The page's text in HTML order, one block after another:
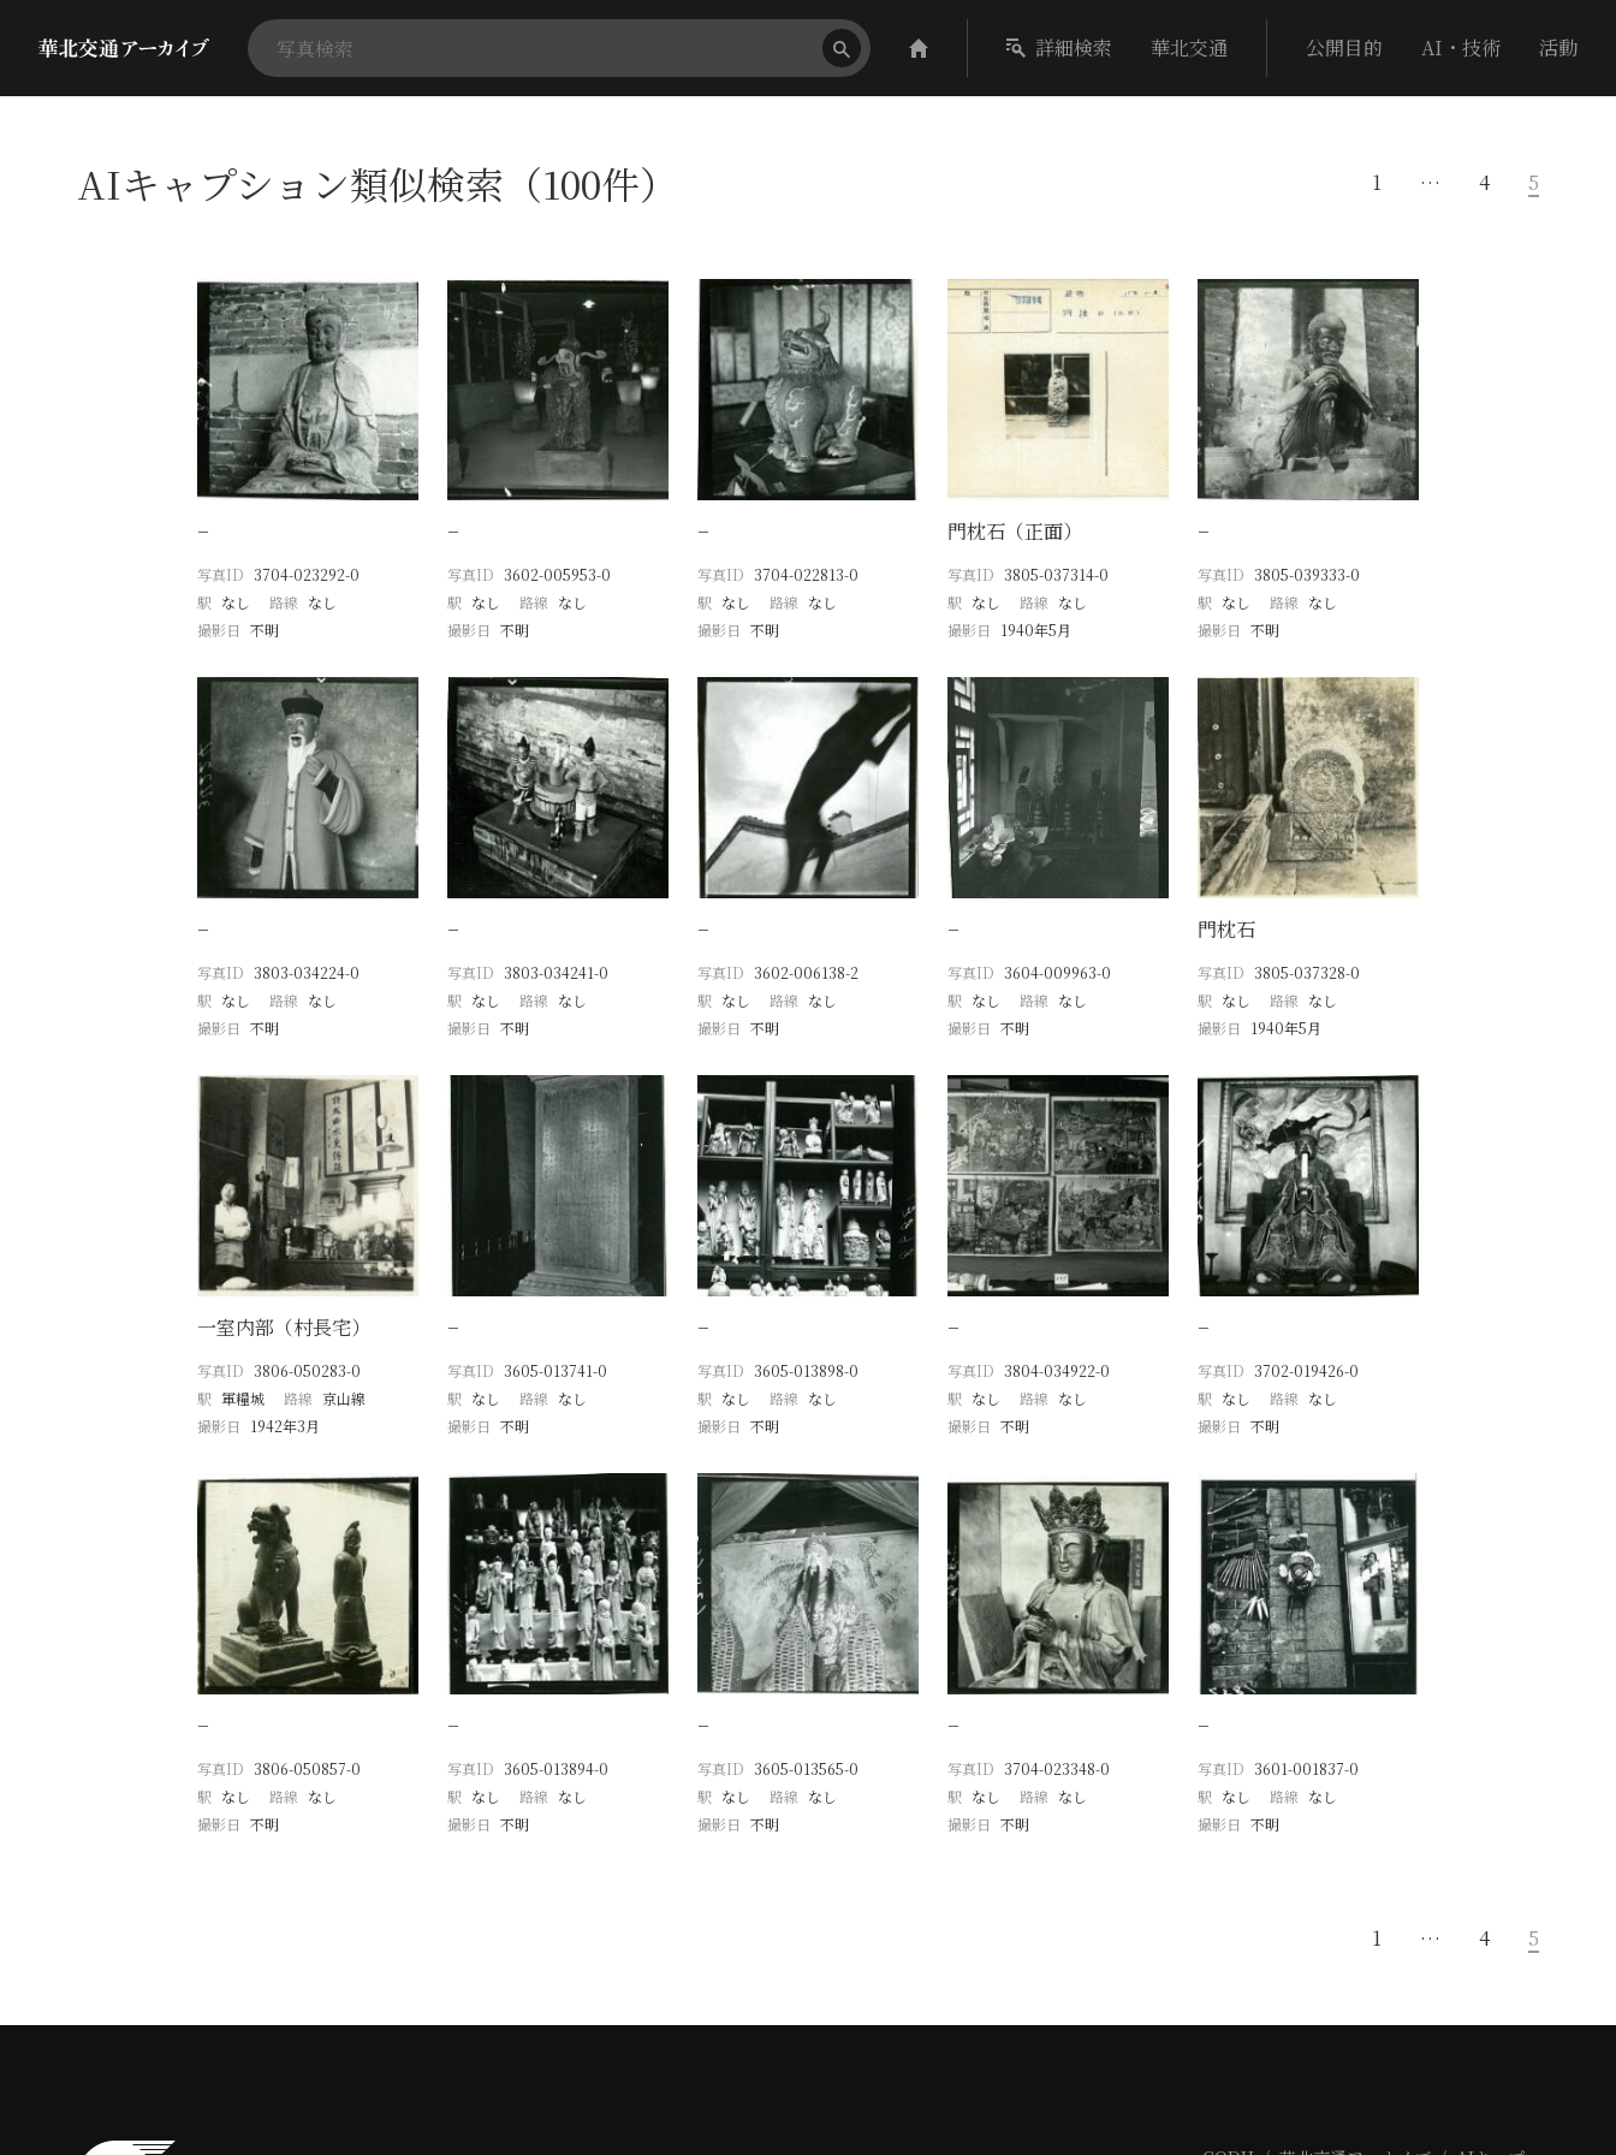
詳細検索 華北交通 公開目的 AI・技術 活動
AIキャプション類似検索（100件） 1 … 4 5
−
写真ID 3704-023292-0
駅 なし 路線 なし
撮影日 不明
−
写真ID 3602-005953-0
駅 なし 路線 なし
撮影日 不明
−
写真ID 3704-022813-0
駅 なし 路線 なし
撮影日 不明
門枕石（正面）
写真ID 3805-037314-0
駅 なし 路線 なし
撮影日
1940年5月
−
写真ID 3805-039333-0
駅 なし 路線 なし
撮影日 不明
−
写真ID 3803-034224-0
駅 なし 路線 なし
撮影日 不明
−
写真ID 3803-034241-0
駅 なし 路線 なし
撮影日 不明
−
写真ID 3602-006138-2
駅 なし 路線 なし
撮影日 不明
−
写真ID 3604-009963-0
駅 なし 路線 なし
撮影日 不明
門枕石
写真ID 3805-037328-0
駅 なし 路線 なし
撮影日
1940年5月
一室内部（村長宅）
写真ID 3806-050283-0
駅 軍糧城 路線 京山線
撮影日
1942年3月
−
写真ID 3605-013741-0
駅 なし 路線 なし
撮影日 不明
−
写真ID 3605-013898-0
駅 なし 路線 なし
撮影日 不明
−
写真ID 3804-034922-0
駅 なし 路線 なし
撮影日 不明
−
写真ID 3702-019426-0
駅 なし 路線 なし
撮影日 不明
−
写真ID 3806-050857-0
駅 なし 路線 なし
撮影日 不明
−
写真ID 3605-013894-0
駅 なし 路線 なし
撮影日 不明
−
写真ID 3605-013565-0
駅 なし 路線 なし
撮影日 不明
−
写真ID 3704-023348-0
駅 なし 路線 なし
撮影日 不明
−
写真ID 3601-001837-0
駅 なし 路線 なし
撮影日 不明
1 … 4 5